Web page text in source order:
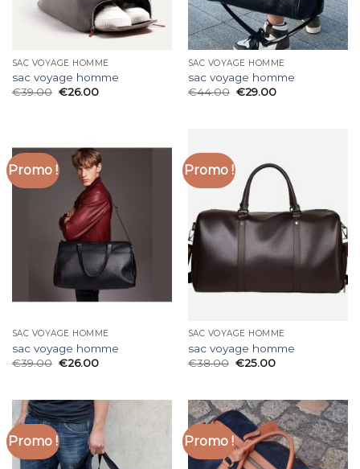
SAC VOYAGE HOMME
sac voyage homme
€39.00 €26.00
SAC VOYAGE HOMME
sac voyage homme
€44.00 €29.00
Promo !
SAC VOYAGE HOMME
sac voyage homme
€39.00 €26.00
Promo !
SAC VOYAGE HOMME
sac voyage homme
€38.00 €25.00
Promo ! Promo !